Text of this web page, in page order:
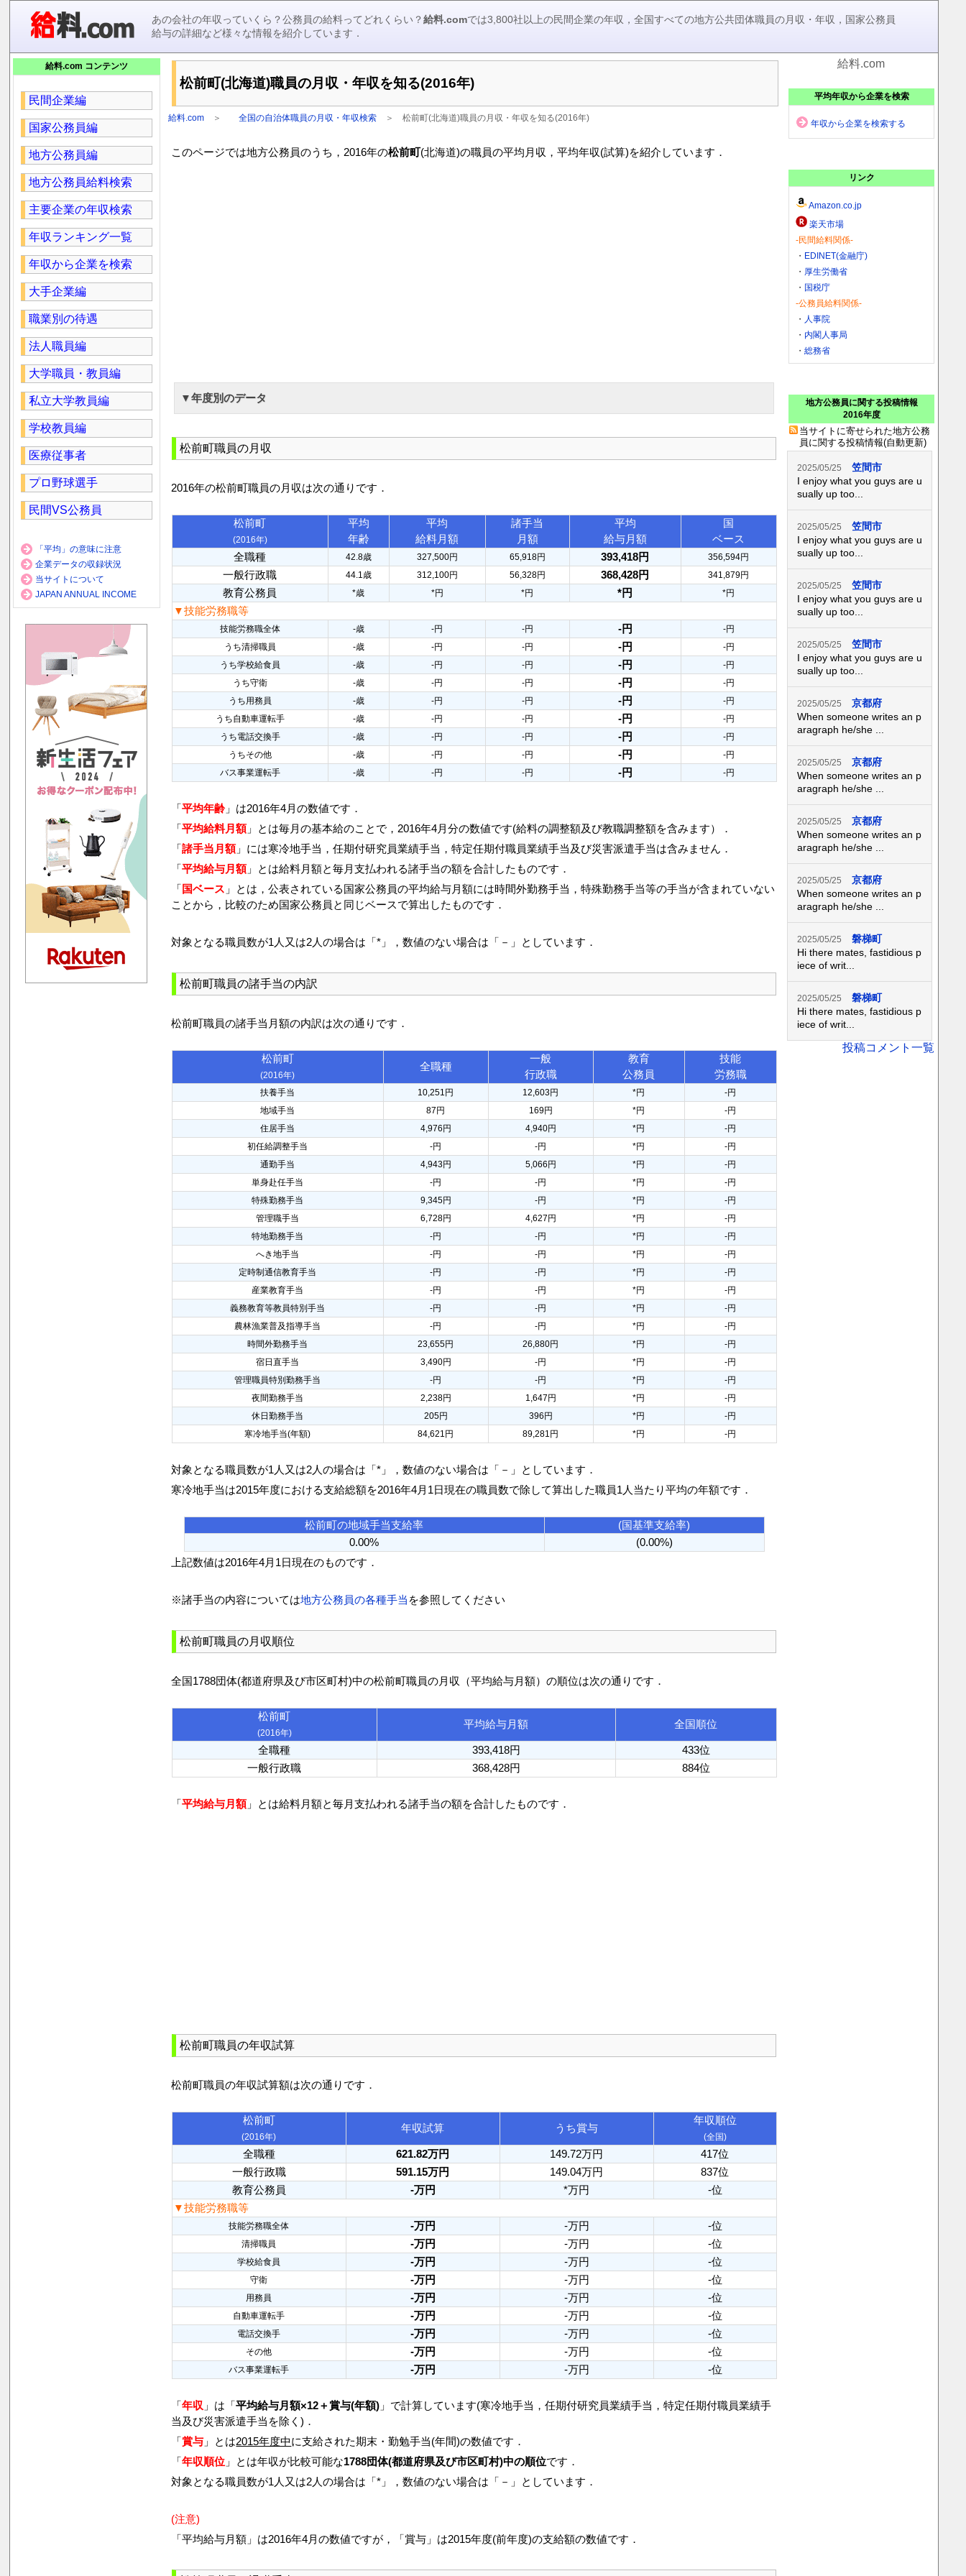
あの会社の年収っていくら？公務員の給料ってどれくらい？給料.comでは3,800社以上の民間企業の年収，全国すべての地方公共団体職員の月収・年収，国家公務員
給与の詳細など様々な情報を紹介しています．
松前町(北海道)職員の月収・年収を知る(2016年)
給料.com ＞ 全国の自治体職員の月収・年収検索 ＞松前町(北海道)職員の月収・年収を知る(2016年)
このページでは地方公務員のうち，2016年の松前町(北海道)の職員の平均月収，平均年収(試算)を紹介しています．
▼年度別のデータ
松前町職員の月収
2016年の松前町職員の月収は次の通りです．
松前町
(2016年)
平均
年齢
平均
給料月額
諸手当
月額
平均
給与月額
国
ベース
全職種
42.8歳 327,500円 65,918円 393,418円 356,594円
一般行政職 44.1歳 312,100円 56,328円 368,428円 341,879円
教育公務員 *歳 *円 *円 *円 *円
▼技能労務職等
技能労務職全体 -歳 -円 -円 -円
-円
うち清掃職員
-歳 -円 -円 -円
-円
うち学校給食員
-歳 -円 -円 -円
-円
うち守衛
-歳 -円 -円 -円
-円
うち用務員
-歳 -円 -円 -円
-円
うち自動車運転手
-歳 -円 -円 -円
-円
うち電話交換手
-歳 -円 -円 -円
-円
うちその他
-歳 -円 -円 -円
-円
バス事業運転手
-歳 -円 -円 -円 -円
「平均年齢」は2016年4月の数値です．
「平均給料月額」とは毎月の基本給のことで，2016年4月分の数値です(給料の調整額及び教職調整額を含みます）．
「諸手当月額」には寒冷地手当，任期付研究員業績手当，特定任期付職員業績手当及び災害派遣手当は含みません．
「平均給与月額」とは給料月額と毎月支払われる諸手当の額を合計したものです．
「国ベース 」とは，公表されている国家公務員の平均給与月額には時間外勤務手当，特殊勤務手当等の手当が含まれていない
ことから，比較のため国家公務員と同じベースで算出したものです．
対象となる職員数が1人又は2人の場合は「*」，数値のない場合は「－」としています．
松前町職員の諸手当の内訳
松前町職員の諸手当月額の内訳は次の通りです．
松前町
(2016年)
全職種
一般
行政職
教育
公務員
技能
労務職
扶養手当 10,251円 12,603円 *円
-円
地域手当
87円 169円 *円
-円
住居手当
4,976円 4,940円 *円
-円
初任給調整手当
-円 -円 *円
-円
通勤手当
4,943円 5,066円 *円
-円
単身赴任手当
-円 -円 *円
-円
特殊勤務手当
9,345円 -円 *円
-円
管理職手当
6,728円 4,627円 *円
-円
特地勤務手当
-円 -円 *円
-円
へき地手当
-円 -円 *円
-円
定時制通信教育手当
-円 -円 *円
-円
産業教育手当
-円 -円 *円
-円
義務教育等教員特別手当
-円 -円 *円
-円
農林漁業普及指導手当
-円 -円 *円
-円
時間外勤務手当
23,655円 26,880円 *円
-円
宿日直手当
3,490円 -円 *円
-円
管理職員特別勤務手当
-円 -円 *円
-円
夜間勤務手当
2,238円 1,647円 *円
-円
休日勤務手当
205円 396円 *円
-円
寒冷地手当(年額)
84,621円 89,281円 *円 -円
対象となる職員数が1人又は2人の場合は「*」，数値のない場合は「－」としています．
寒冷地手当は2015年度における支給総額を2016年4月1日現在の職員数で除して算出した職員1人当たり平均の年額です．
松前町の地域手当支給率
(国基準支給率)
0.00%
(0.00%)
上記数値は2016年4月1日現在のものです．
※諸手当の内容については地方公務員の各種手当 を参照してください
松前町職員の月収順位
全国1788団体(都道府県及び市区町村)中の松前町職員の月収（平均給与月額）の順位は次の通りです．
松前町
(2016年)
平均給与月額 全国順位
全職種 393,418円
433位
一般行政職
368,428円 884位
「平均給与月額」とは給料月額と毎月支払われる諸手当の額を合計したものです．
松前町職員の年収試算
松前町職員の年収試算額は次の通りです．
松前町
(2016年)
年収試算 うち賞与
年収順位
(全国)
全職種 621.82万円 149.72万円
417位
一般行政職
591.15万円 149.04万円
837位
教育公務員
-万円 *万円
-位
▼技能労務職等
技能労務職全体 -万円 -万円 -位
清掃職員 -万円 -万円 -位
学校給食員 -万円 -万円 -位
守衛 -万円 -万円 -位
用務員 -万円 -万円 -位
自動車運転手 -万円 -万円 -位
電話交換手 -万円 -万円 -位
その他 -万円 -万円 -位
バス事業運転手 -万円 -万円 -位
「年収 」は「平均給与月額×12＋賞与(年額) 」で計算しています(寒冷地手当，任期付研究員業績手当，特定任期付職員業績手
当及び災害派遣手当を除く)．
「賞与 」とは2015年度中に支給された期末・勤勉手当(年間)の数値です．
「年収順位 」とは年収が比較可能な1788団体(都道府県及び市区町村)中の順位です．
対象となる職員数が1人又は2人の場合は「*」，数値のない場合は「－」としています．
(注意)
「平均給与月額」は2016年4月の数値ですが，「賞与」は2015年度(前年度)の支給額の数値です．
給料.com コンテンツ
民間企業編
国家公務員編
地方公務員編
地方公務員給料検索
主要企業の年収検索
年収ランキング一覧
年収から企業を検索
大手企業編
職業別の待遇
法人職員編
大学職員・教員編
私立大学教員編
学校教員編
医療従事者
プロ野球選手
民間VS公務員
「平均」の意味に注意
企業データの収録状況
当サイトについて
JAPAN ANNUAL INCOME
給料.com
平均年収から企業を検索
年収から企業を検索する
リンク
Amazon.co.jp
楽天市場
-民間給料関係-
・ EDINET(金融庁)
・ 厚生労働省
・ 国税庁
-公務員給料関係-
・ 人事院
・ 内閣人事局
・総務省
地方公務員に関する投稿情報
2016年度
当サイトに寄せられた地方公務
員に関する投稿情報(自動更新)
2025/05/25
笠間市
I enjoy what you guys are u
sually up too...
2025/05/25
笠間市
I enjoy what you guys are u
sually up too...
2025/05/25
笠間市
I enjoy what you guys are u
sually up too...
2025/05/25
笠間市
I enjoy what you guys are u
sually up too...
2025/05/25
京都府
When someone writes an p
aragraph he/she ...
2025/05/25
京都府
When someone writes an p
aragraph he/she ...
2025/05/25
京都府
When someone writes an p
aragraph he/she ...
2025/05/25
京都府
When someone writes an p
aragraph he/she ...
2025/05/25
磐梯町
Hi there mates, fastidious p
iece of writ...
2025/05/25
磐梯町
Hi there mates, fastidious p
iece of writ...
投稿コメント一覧